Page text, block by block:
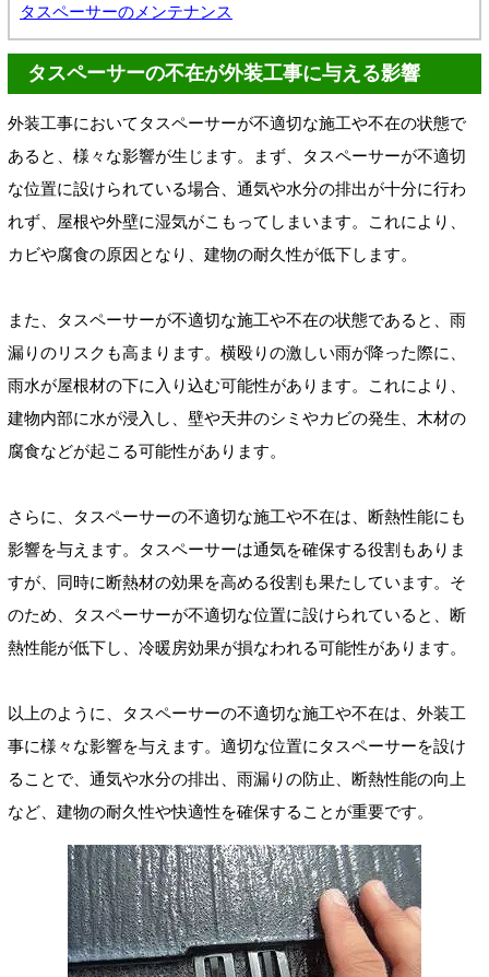
タスペーサーのメンテナンス
タスペーサーの不在が外装工事に与える影響
外装工事においてタスペーサーが不適切な施工や不在の状態で
あると、様々な影響が生じます。まず、タスペーサーが不適切
な位置に設けられている場合、通気や水分の排出が十分に行わ
れず、屋根や外壁に湿気がこもってしまいます。これにより、
カビや腐食の原因となり、建物の耐久性が低下します。
また、タスペーサーが不適切な施工や不在の状態であると、雨
漏りのリスクも高まります。横殴りの激しい雨が降った際に、
雨水が屋根材の下に入り込む可能性があります。これにより、
建物内部に水が浸入し、壁や天井のシミやカビの発生、木材の
腐食などが起こる可能性があります。
さらに、タスペーサーの不適切な施工や不在は、断熱性能にも
影響を与えます。タスペーサーは通気を確保する役割もありま
すが、同時に断熱材の効果を高める役割も果たしています。そ
のため、タスペーサーが不適切な位置に設けられていると、断
熱性能が低下し、冷暖房効果が損なわれる可能性があります。
以上のように、タスペーサーの不適切な施工や不在は、外装工
事に様々な影響を与えます。適切な位置にタスペーサーを設け
ることで、通気や水分の排出、雨漏りの防止、断熱性能の向上
など、建物の耐久性や快適性を確保することが重要です。